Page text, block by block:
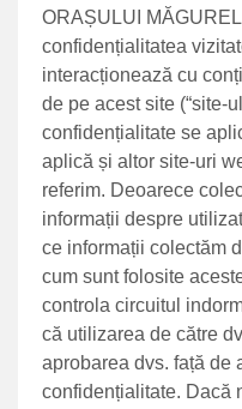
ORAȘULUI
confidențialitatea
interacționează cu
de pe acest site (“site-
confidențialitate se
aplică și altor site-uri
referim. Deoarece
informații despre
ce informații colectăm
cum sunt folosite
controla circuitul
că utilizarea de către
aprobarea dvs. față de
confidențialitate. Dacă